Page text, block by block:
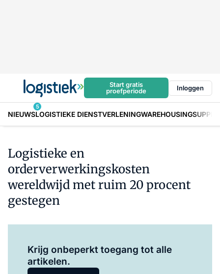
Start gratis
proefperiode
Inloggen
NIEUWS
5
LOGISTIEKE DIENSTVERLENINGWAREHOUSING
Logistieke en
orderverwerkingskosten
wereldwijd met ruim 20 procent
gestegen
Krijg onbeperkt toegang tot alle
artikelen.